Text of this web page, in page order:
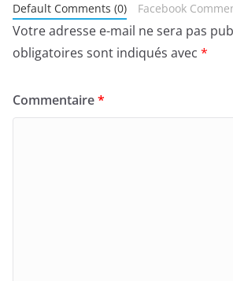
Default Comments (0) Facebook
Votre adresse e-mail ne sera pas
obligatoires sont indiqués avec *
Commentaire*